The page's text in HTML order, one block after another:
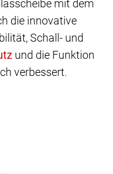
mit dem
die innovative
Schall- und
und die Funktion
verbessert.